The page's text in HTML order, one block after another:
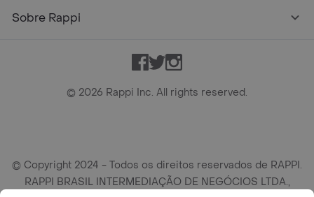
Sobre Rappi
Facebook
TwitterInstagram
© 2026 Rappi Inc. All rights reserved.
© Copyright 2024 - Todos os direitos reservados de RAPPI.
RAPPI BRASIL INTERMEDIAÇÃO DE NEGÓCIOS LTDA.,